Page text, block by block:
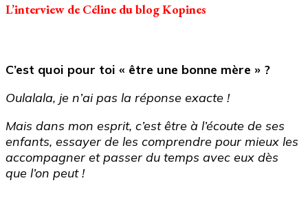
L’interview de Céline du blog Kopines
C’est quoi pour toi « être une bonne mère » ?
Oulalala, je n’ai pas la réponse exacte !
Mais dans mon esprit, c’est être à l’écoute de ses
enfants, essayer de les comprendre pour mieux les
accompagner et passer du temps avec eux dès
que l’on peut !